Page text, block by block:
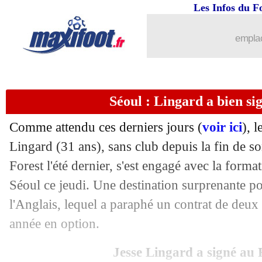
Les Infos du
Séoul : Lingard a bien
Comme attendu ces derniers jours (voir ici),
Lingard (31 ans), sans club depuis la fin de
Forest l'été dernier, s'est engagé avec la
Séoul ce jeudi. Une destination surprenante
l'Anglais, lequel a paraphé un contrat de deux
année en option.
Jesse Lingard a signé au
: Mbappé au Real, Tebas
08/02 Lyon: Vercoutre salue les débuts de
: Enrique donne la leçon
08/02 Barça: Deco écarte la piste Marquez
08/02 TFC: victoire sur tapis vert à Benfica
08/02 PSG: Al-Khelaïfi veut quitter le Parc